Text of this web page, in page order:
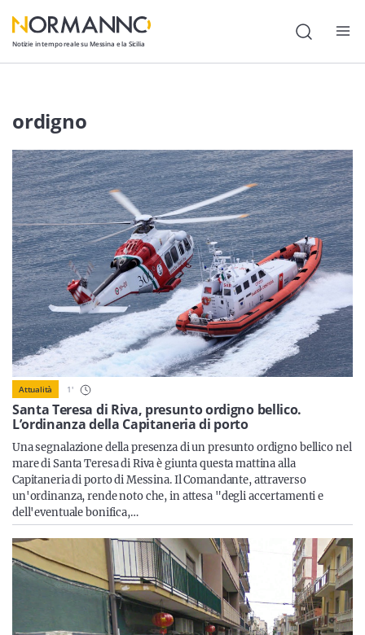
Notizie in tempo reale su Messina e la Sicilia
Attualità
Cronaca
Politica
Cultura
Lavoro
Società
Economia
Sport
Sicilia
Servizi
Resta sempre aggiornato con le ultime news, iscriviti alla
nostra newsletter
Iscriviti
ordigno
Santa Teresa di Riva, presunto ordigno bellico.
L’ordinanza della Capitaneria di porto
Attualità 1'
Una segnalazione della presenza di un presunto ordigno bellico nel
mare di Santa Teresa di Riva è giunta questa mattina alla
Capitaneria di porto di Messina. Il Comandante, attraverso
un'ordinanza, rende noto che, in attesa "degli accertamenti e
dell'eventuale bonifica,…